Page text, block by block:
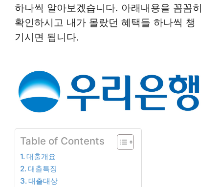
하나씩 알아보겠습니다. 아래내용을 꼼꼼히
확인하시고 내가 몰랐던 혜택들 하나씩 챙
기시면 됩니다.
Table of Contents
대출개요
대출특징
대출대상